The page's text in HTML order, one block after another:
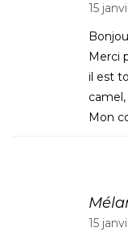
15
Merci
il est
Mon
15